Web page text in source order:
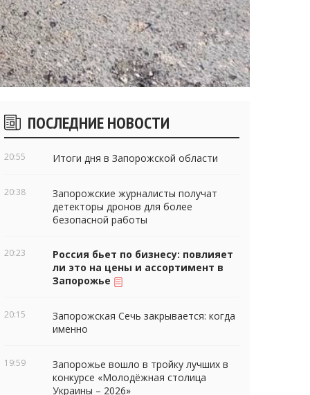
Боковые
виджеты
ПОСЛЕДНИЕ НОВОСТИ
20:55 Итоги дня в Запорожской области
20:38
Запорожские журналисты получат
детекторы дронов для более
безопасной работы
20:23
Россия бьет по бизнесу: повлияет
ли это на цены и ассортимент в
Запорожье
20:15
Запорожская Сечь закрывается: когда
именно
19:59
Запорожье вошло в тройку лучших в
конкурсе «Молодёжная столица
Украины – 2026»